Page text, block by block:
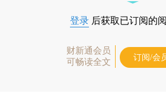
登录 后获取已订阅的
财新通会员
可畅读全文
订阅/会